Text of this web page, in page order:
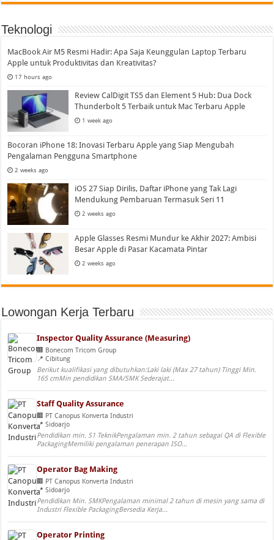
Teknologi
MacBook Air M5 Resmi Hadir: Apa Saja Keunggulan Laptop Terbaru
Apple untuk Produktivitas dan Kreativitas?
17 hours ago
Review CalDigit TS5 dan Element 5 Hub: Dua Dock
Thunderbolt 5 Terbaik untuk Mac Terbaru Apple
1 week ago
Bocoran iPhone 18: Inovasi Terbaru Apple yang Siap Mengubah
Pengalaman Pengguna Smartphone
2 weeks ago
iOS 27 Siap Dirilis, Daftar iPhone yang Tak Lagi
Mendukung Pembaruan Termasuk Seri 11
2 weeks ago
Apple Glasses Resmi Mundur ke Akhir 2027: Ambisi
Besar Apple di Pasar Kacamata Pintar
2 weeks ago
Lowongan Kerja Terbaru
Inspector Quality Assurance (Measuring)
Bonecom Tricom Group
Cibitung
Berikut kualifikasi yang dibutuhkan:Laki laki (Max 27 tahun) Tinggi Min.
165 cmMin pendidikan SMA/SMK Sederajat...
Staff Quality Assurance
PT Canopus Konverta Industri
Sidoarjo
Pendidikan min. S1 TeknikPengalaman min. 2 tahun sebagai QA di Flexible
PackagingMemiliki pengalaman penerapan ISO...
Operator Bag Making
PT Canopus Konverta Industri
Sidoarjo
Pendidikan Min. SMKPengalaman minimal 2 tahun di mesin yang sama di
Industri Flexible PackagingBersedia Kerja...
Operator Printing